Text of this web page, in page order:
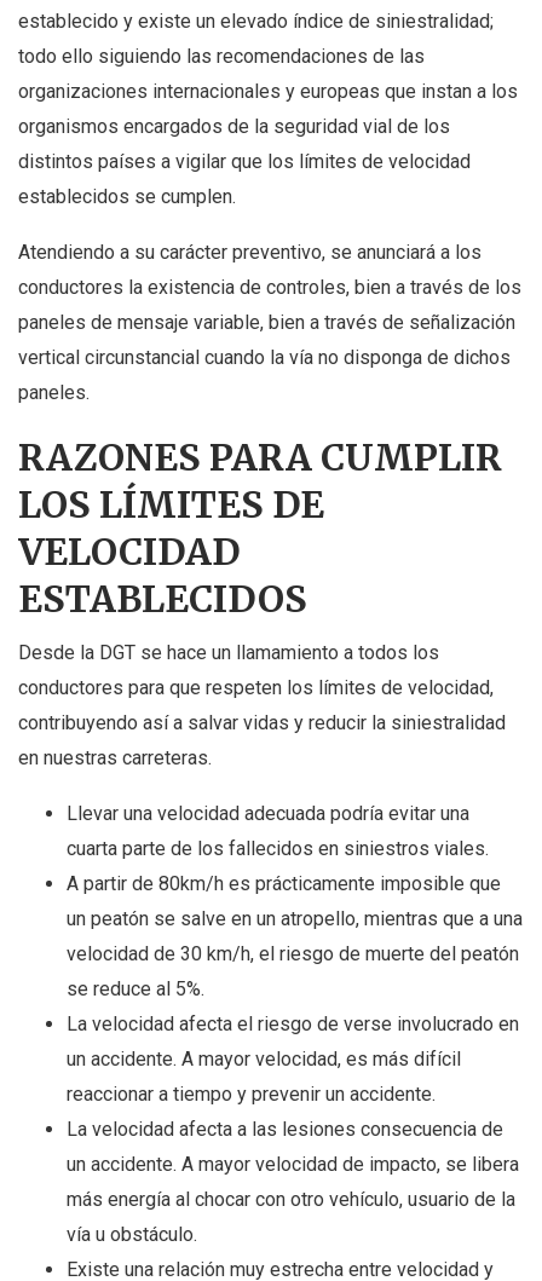
establecido y existe un elevado índice de siniestralidad;
todo ello siguiendo las recomendaciones de las
organizaciones internacionales y europeas que instan a los
organismos encargados de la seguridad vial de los
distintos países a vigilar que los límites de velocidad
establecidos se cumplen.
Atendiendo a su carácter preventivo, se anunciará a los
conductores la existencia de controles, bien a través de los
paneles de mensaje variable, bien a través de señalización
vertical circunstancial cuando la vía no disponga de dichos
paneles.
RAZONES PARA CUMPLIR
LOS LÍMITES DE
VELOCIDAD
ESTABLECIDOS
Desde la DGT se hace un llamamiento a todos los
conductores para que respeten los límites de velocidad,
contribuyendo así a salvar vidas y reducir la siniestralidad
en nuestras carreteras.
Llevar una velocidad adecuada podría evitar una
cuarta parte de los fallecidos en siniestros viales.
A partir de 80km/h es prácticamente imposible que
un peatón se salve en un atropello, mientras que a una
velocidad de 30 km/h, el riesgo de muerte del peatón
se reduce al 5%.
La velocidad afecta el riesgo de verse involucrado en
un accidente. A mayor velocidad, es más difícil
reaccionar a tiempo y prevenir un accidente.
La velocidad afecta a las lesiones consecuencia de
un accidente. A mayor velocidad de impacto, se libera
más energía al chocar con otro vehículo, usuario de la
vía u obstáculo.
Existe una relación muy estrecha entre velocidad y